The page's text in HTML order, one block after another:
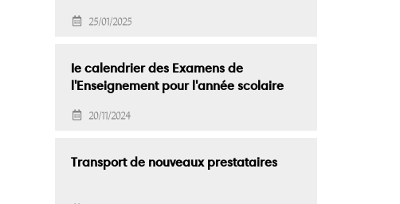
25/01/2025
Ie calendrier des Examens de
l'Enseignement pour l'année scolaire
20/11/2024
Transport de nouveaux prestataires